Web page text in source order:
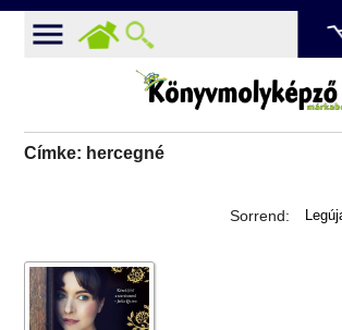
Címke: hercegné
Sorrend: